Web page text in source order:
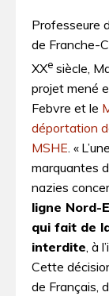
Professeure
de Franche-
XXe siècle,
projet mené
Febvre et le
déportation
MSHE. «
marquantes
nazies
ligne Nord-
qui fait de
interdite, à
Cette
de Français,